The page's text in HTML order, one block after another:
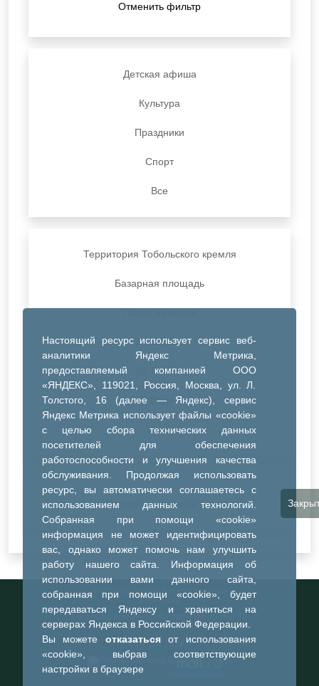
Настоящий ресурс использует сервис веб-
аналитики Яндекс Метрика,
предоставляемый компанией ООО
«ЯНДЕКС», 119021, Россия, Москва, ул. Л.
Толстого, 16 (далее — Яндекс), сервис
Яндекс Метрика использует файлы «cookie»
с целью сбора технических данных
посетителей для обеспечения
работоспособности и улучшения качества
обслуживания. Продолжая использовать
ресурс, вы автоматически соглашаетесь с
использованием данных технологий.
Собранная при помощи «cookie»
информация не может идентифицировать
вас, однако может помочь нам улучшить
работу нашего сайта. Информация об
использовании вами данного сайта,
собранная при помощи «cookie», будет
передаваться Яндексу и храниться на
серверах Яндекса в Российской Федерации.
Вы можете отказатьсяот использования
«cookie», выбрав соответствующие
настройки в браузере
Отменить фильтр
Детская афиша
Культура
Праздники
Спорт
Все
Территория Тобольского кремля
Базарная площадь
ДК Синтез
ДК Речник
ДК Водник
Иное
Очистить все фильтры
Информационный портал города
Тобольска
При использовании материалов ссылка на
портал обязательна
©2023-2026